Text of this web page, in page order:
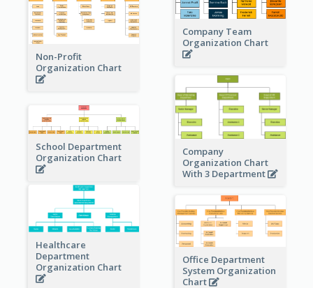
Company Team
Organization Chart
Non-Profit
Organization Chart
Company
Organization Chart
With 3 Department
School Department
Organization Chart
Healthcare
Department
Organization Chart
Office Department
System Organization
Chart